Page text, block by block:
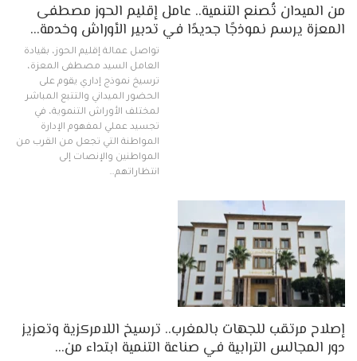
من الميدان تُصنع التنمية.. عامل إقليم الحوز مصطفى
المعزة يرسم نموذجًا جديدًا في تدبير الأوراش وخدمة…
تواصل عمالة إقليم الحوز، بقيادة
العامل السيد مصطفى المعزة،
ترسيخ نموذج إداري يقوم على
الحضور الميداني والتتبع المباشر
لمختلف الأوراش التنموية، في
تجسيد عملي لمفهوم الإدارة
المواطنة التي تجعل من القرب من
المواطنين والإنصات إلى
انتظاراتهم…
إصلاح مرتقب للجهات بالمغرب.. ترسيخ اللامركزية وتعزيز
دور المجالس الترابية في صناعة التنمية ابتداء من…